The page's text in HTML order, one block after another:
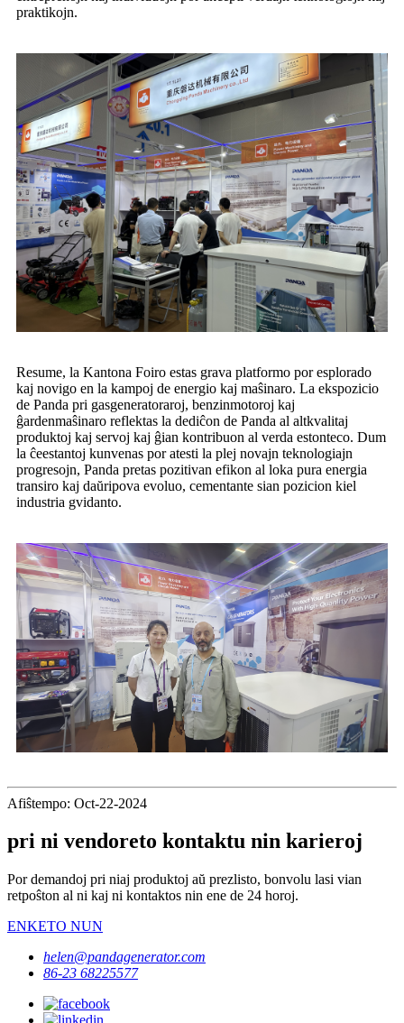
praktikojn.
Resume, la Kantona Foiro estas grava platformo por esplorado
kaj novigo en la kampoj de energio kaj maŝinaro. La ekspozicio
de Panda pri gasgeneratoraroj, benzinmotoroj kaj
ĝardenmaŝinaro reflektas la dediĉon de Panda al altkvalitaj
produktoj kaj servoj kaj ĝian kontribuon al verda estonteco. Dum
la ĉeestantoj kunvenas por atesti la plej novajn teknologiajn
progresojn, Panda pretas pozitivan efikon al loka pura energia
transiro kaj daŭripova evoluo, cementante sian pozicion kiel
industria gvidanto.
Afiŝtempo: Oct-22-2024
pri ni vendoreto kontaktu nin karieroj
Por demandoj pri niaj produktoj aŭ prezlisto, bonvolu lasi vian
retpoŝton al ni kaj ni kontaktos nin ene de 24 horoj.
ENKETO NUN
helen@pandagenerator.com
86-23 68225577